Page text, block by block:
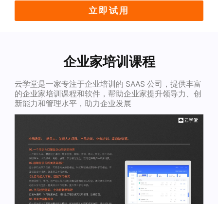
立即试用
企业家培训课程
云学堂是一家专注于企业培训的 SAAS 公司，提供丰富
的企业家培训课程和软件，帮助企业家提升领导力、创
新能力和管理水平，助力企业发展